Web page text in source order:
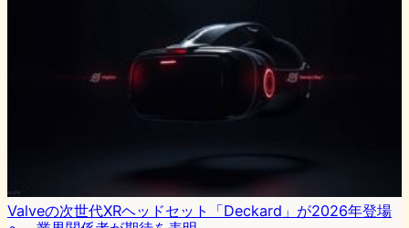
Valveの次世代XRヘッドセット「Deckard」が2026年登場